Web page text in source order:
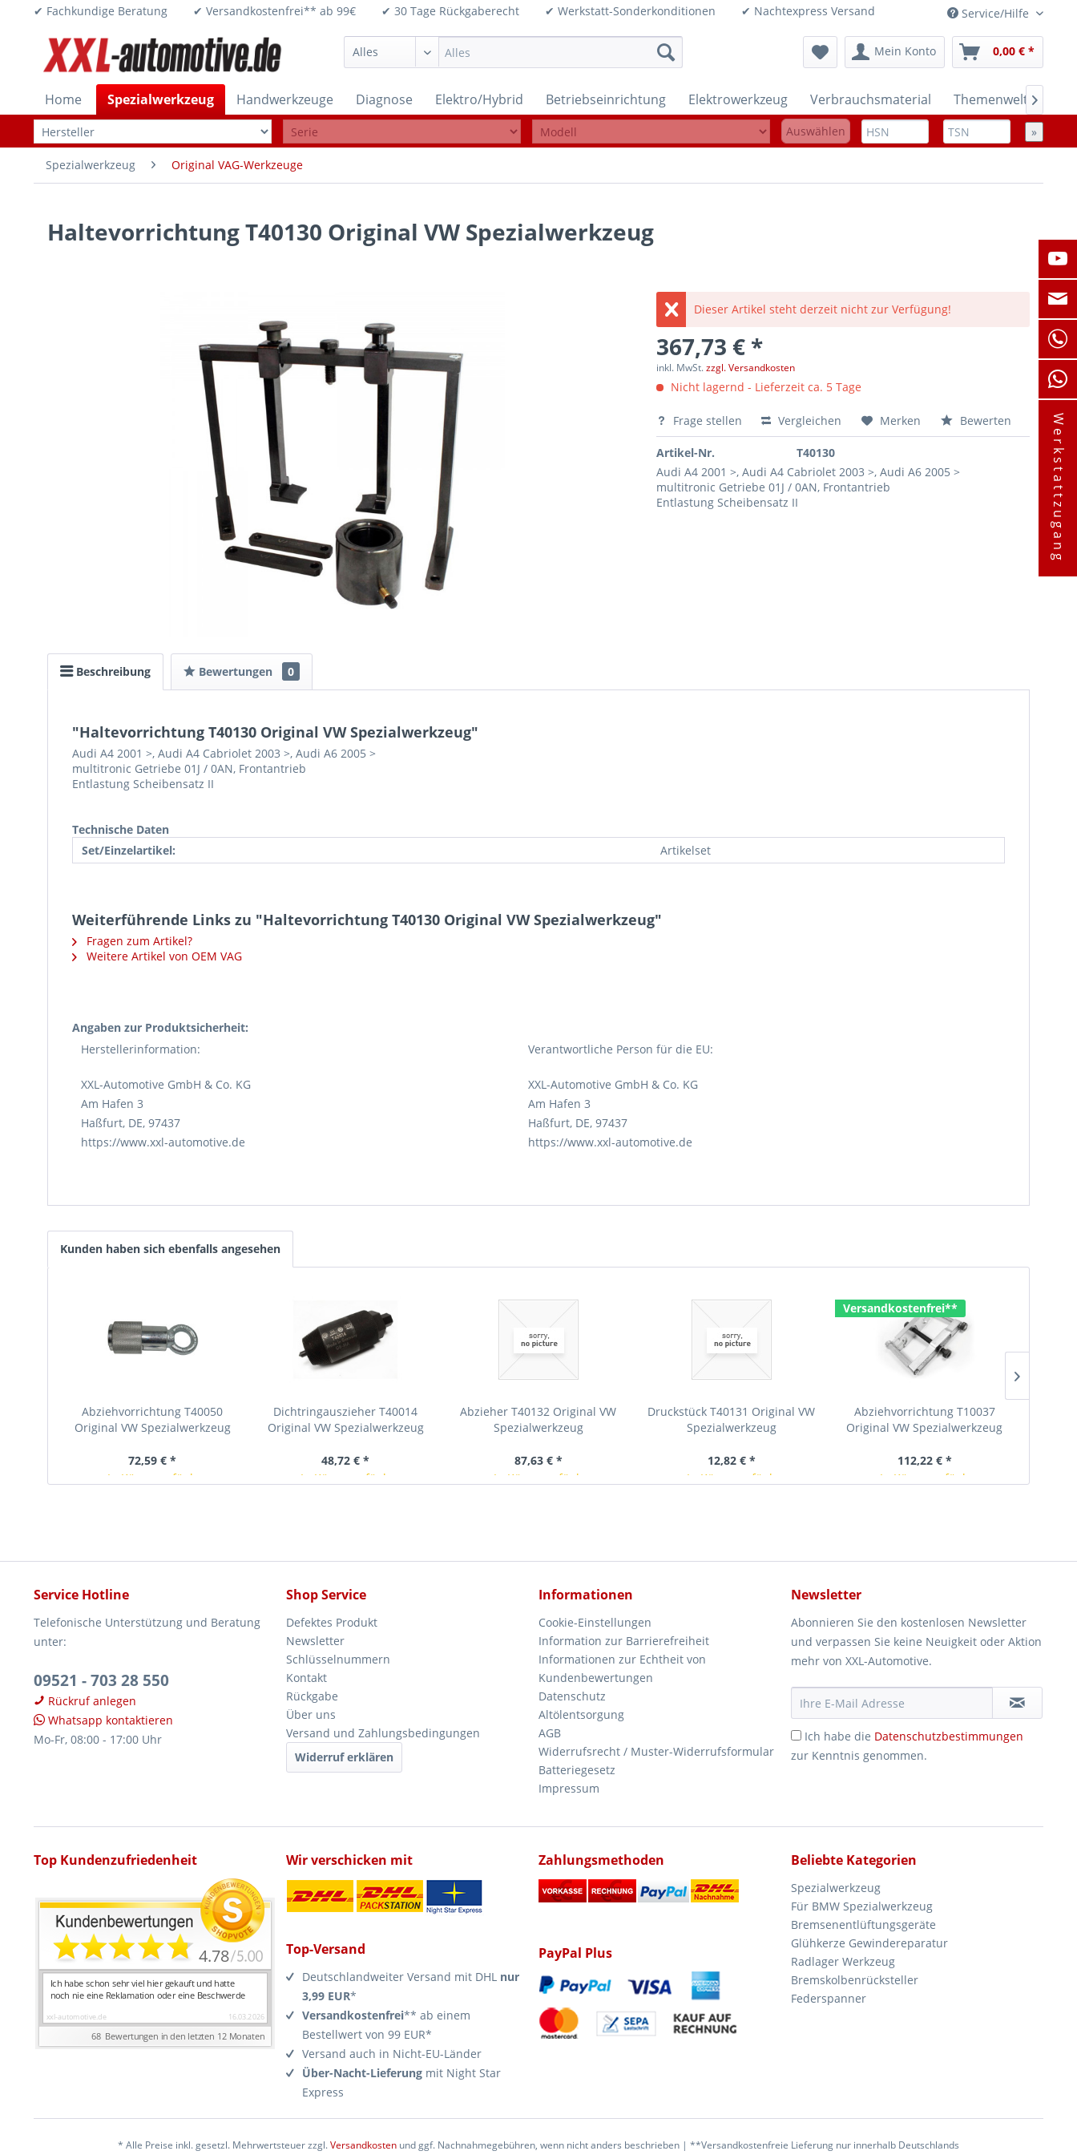
✔ Fachkundige Beratung ✔ Versandkostenfrei** ab 99€ ✔ 30 Tage Rückgaberecht ✔ Werkstatt-Sonderkonditionen ✔ Nachtexpress Versand Service/Hilfe
Mein Konto 0,00 € *
Home Spezialwerkzeug Handwerkzeuge Diagnose Elektro/Hybrid Betriebseinrichtung Elektrowerkzeug Verbrauchsmaterial Themenwelten

Auswählen »
Spezialwerkzeug Original VAG-Werkzeuge
Haltevorrichtung T40130 Original VW Spezialwerkzeug
Dieser Artikel steht derzeit nicht zur Verfügung!
367,73 € *
inkl. MwSt.zzgl. Versandkosten
Nicht lagernd - Lieferzeit ca. 5 Tage
Frage stellen Vergleichen Merken Bewerten
Artikel-Nr.
T40130
Audi A4 2001 >, Audi A4 Cabriolet 2003 >, Audi A6 2005 >
multitronic Getriebe 01J / 0AN, Frontantrieb
Entlastung Scheibensatz II
Beschreibung Bewertungen 0
"Haltevorrichtung T40130 Original VW Spezialwerkzeug"
Audi A4 2001 >, Audi A4 Cabriolet 2003 >, Audi A6 2005 >
multitronic Getriebe 01J / 0AN, Frontantrieb
Entlastung Scheibensatz II
Technische Daten
Set/Einzelartikel:
Artikelset
Weiterführende Links zu "Haltevorrichtung T40130 Original VW Spezialwerkzeug"
Fragen zum Artikel?
Weitere Artikel von OEM VAG
Angaben zur Produktsicherheit:
Herstellerinformation:
XXL-Automotive GmbH & Co. KG
Am Hafen 3
Haßfurt, DE, 97437
https://www.xxl-automotive.de
Verantwortliche Person für die EU:
XXL-Automotive GmbH & Co. KG
Am Hafen 3
Haßfurt, DE, 97437
https://www.xxl-automotive.de
Kunden haben sich ebenfalls angesehen
Abziehvorrichtung T40050
Original VW Spezialwerkzeug
72,59 € *
In Kürze verfügbar
Dichtringauszieher T40014
Original VW Spezialwerkzeug
48,72 € *
In Kürze verfügbar
Abzieher T40132 Original VW
Spezialwerkzeug
87,63 € *
In Kürze verfügbar
Druckstück T40131 Original VW
Spezialwerkzeug
12,82 € *
In Kürze verfügbar
Versandkostenfrei**
Abziehvorrichtung T10037
Original VW Spezialwerkzeug
112,22 € *
In Kürze verfügbar
Service Hotline
Telefonische Unterstützung und Beratung
unter:
09521 - 703 28 550
Rückruf anlegen
Whatsapp kontaktieren
Mo-Fr, 08:00 - 17:00 Uhr
Shop Service
Defektes Produkt
Newsletter
Schlüsselnummern
Kontakt
Rückgabe
Über uns
Versand und Zahlungsbedingungen
Widerruf erklären
Informationen
Cookie-Einstellungen
Information zur Barrierefreiheit
Informationen zur Echtheit von
Kundenbewertungen
Datenschutz
Altölentsorgung
AGB
Widerrufsrecht / Muster-Widerrufsformular
Batteriegesetz
Impressum
Newsletter
Abonnieren Sie den kostenlosen Newsletter
und verpassen Sie keine Neuigkeit oder Aktion
mehr von XXL-Automotive.
Ich habe die Datenschutzbestimmungen
zur Kenntnis genommen.
Top Kundenzufriedenheit Wir verschicken mit
Top-Versand
Deutschlandweiter Versand mit DHL nur
3,99 EUR*
Versandkostenfrei** ab einem
Bestellwert von 99 EUR*
Versand auch in Nicht-EU-Länder
Über-Nacht-Lieferung mit Night Star
Express
Zahlungsmethoden
PayPal Plus
Beliebte Kategorien
Spezialwerkzeug
Für BMW Spezialwerkzeug
Bremsenentlüftungsgeräte
Glühkerze Gewindereparatur
Radlager Werkzeug
Bremskolbenrücksteller
Federspanner
* Alle Preise inkl. gesetzl. Mehrwertsteuer zzgl.Versandkosten und ggf. Nachnahmegebühren, wenn nicht anders beschrieben | **Versandkostenfreie Lieferung nur innerhalb Deutschlands
Werkstattzugang